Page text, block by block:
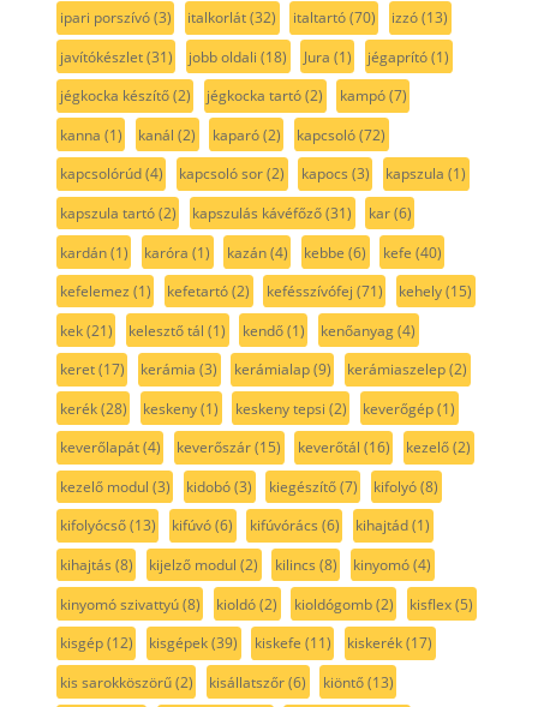
ipari porszívó(3) italkorlát(32) italtartó(70) izzó(13)
javítókészlet(31) jobb oldali (18) Jura (1) jégaprító(1)
jégkocka készítő(2) jégkocka tartó(2) kampó(7)
kanna (1) kanál (2) kaparó(2) kapcsoló(72)
kapcsolórúd(4) kapcsoló sor(2) kapocs (3) kapszula (1)
kapszula tartó(2) kapszulás kávéfőző(31) kar(6)
kardán(1) karóra (1) kazán(4) kebbe (6) kefe (40)
kefelemez (1) kefetartó(2) kefésszívófej (71) kehely(15)
kek(21) kelesztő tál (1) kendő(1) kenőanyag(4)
keret(17) kerámia (3) kerámialap(9) kerámiaszelep(2)
kerék(28) keskeny(1) keskeny tepsi (2) keverőgép(1)
keverőlapát(4) keverőszár(15) keverőtál (16) kezelő(2)
kezelő modul (3) kidobó(3) kiegészítő(7) kifolyó(8)
kifolyócső(13) kifúvó(6) kifúvórács (6) kihajtád(1)
kihajtás (8) kijelző modul (2) kilincs (8) kinyomó(4)
kinyomó szivattyú(8) kioldó(2) kioldógomb(2) kisflex(5)
kisgép(12) kisgépek(39) kiskefe (11) kiskerék(17)
kis sarokköszörű(2) kisállatszőr(6) kiöntő(13)